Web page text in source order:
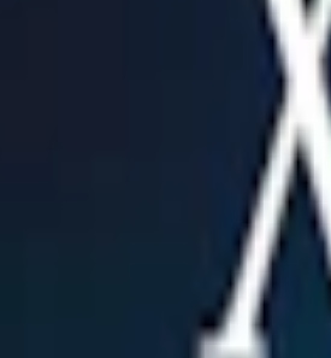
10-
Mint 11,55 mg Slim